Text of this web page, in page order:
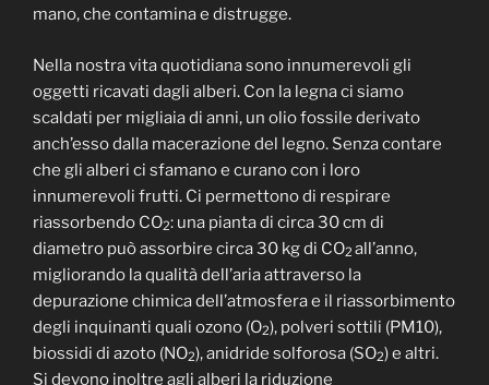
mano, che contamina e distrugge.
Nella nostra vita quotidiana sono innumerevoli gli
oggetti ricavati dagli alberi. Con la legna ci siamo
scaldati per migliaia di anni, un olio fossile derivato
anch’esso dalla macerazione del legno. Senza contare
che gli alberi ci sfamano e curano con i loro
innumerevoli frutti. Ci permettono di respirare
riassorbendo CO2: una pianta di circa 30 cm di
diametro può assorbire circa 30 kg di CO2 all’anno,
migliorando la qualità dell’aria attraverso la
depurazione chimica dell’atmosfera e il riassorbimento
degli inquinanti quali ozono (O2), polveri sottili (PM10),
biossidi di azoto (NO2), anidride solforosa (SO2) e altri.
Si devono inoltre agli alberi la riduzione